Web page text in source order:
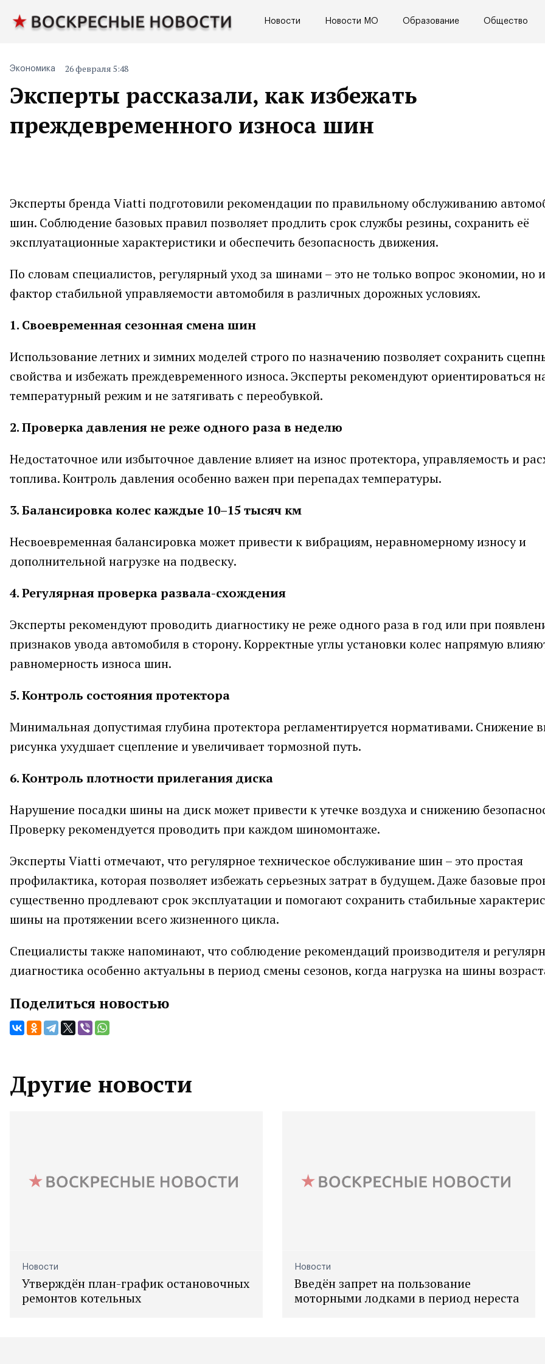
Новости Новости МО Образование Общество
Эксперты рассказали, как избежать
преждевременного износа шин
Экономика 26 февраля 5:48
Эксперты бренда Viatti подготовили рекомендации по правильному обслуживанию
шин. Соблюдение базовых правил позволяет продлить срок службы резины, сохранить её
эксплуатационные характеристики и обеспечить безопасность движения.
По словам специалистов, регулярный уход за шинами – это не только вопрос экономии, но
фактор стабильной управляемости автомобиля в различных дорожных условиях.
1. Своевременная сезонная смена шин
Использование летних и зимних моделей строго по назначению позволяет сохранить
свойства и избежать преждевременного износа. Эксперты рекомендуют ориентироваться
температурный режим и не затягивать с переобувкой.
2. Проверка давления не реже одного раза в неделю
Недостаточное или избыточное давление влияет на износ протектора, управляемость и
топлива. Контроль давления особенно важен при перепадах температуры.
3. Балансировка колес каждые 10–15 тысяч км
Несвоевременная балансировка может привести к вибрациям, неравномерному износу и
дополнительной нагрузке на подвеску.
4. Регулярная проверка развала-схождения
Эксперты рекомендуют проводить диагностику не реже одного раза в год или при
признаков увода автомобиля в сторону. Корректные углы установки колес напрямую
равномерность износа шин.
5. Контроль состояния протектора
Минимальная допустимая глубина протектора регламентируется нормативами. Снижение
рисунка ухудшает сцепление и увеличивает тормозной путь.
6. Контроль плотности прилегания диска
Нарушение посадки шины на диск может привести к утечке воздуха и снижению
Проверку рекомендуется проводить при каждом шиномонтаже.
Эксперты Viatti отмечают, что регулярное техническое обслуживание шин – это простая
профилактика, которая позволяет избежать серьезных затрат в будущем. Даже базовые
существенно продлевают срок эксплуатации и помогают сохранить стабильные
шины на протяжении всего жизненного цикла.
Специалисты также напоминают, что соблюдение рекомендаций производителя и
диагностика особенно актуальны в период смены сезонов, когда нагрузка на шины
Поделиться новостью
Другие новости
Новости
Утверждён план-график остановочных
ремонтов котельных
Новости
Введён запрет на пользование
моторными лодками в период нереста